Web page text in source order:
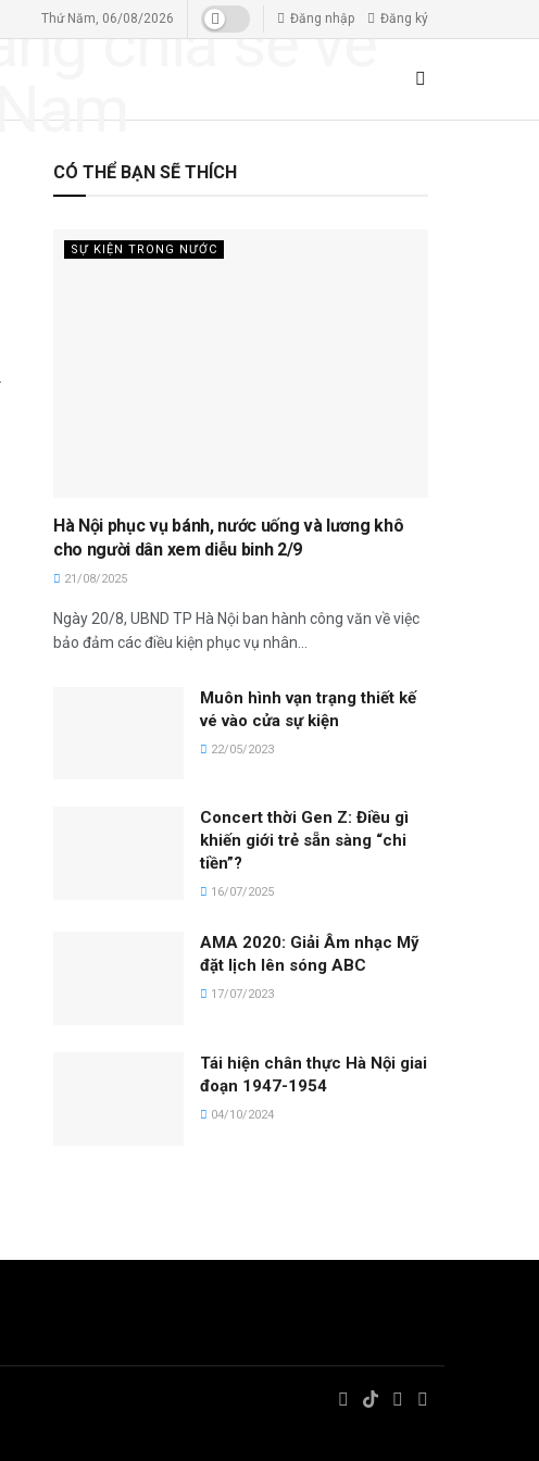
Thứ Năm, 06/08/2026 Đăng nhập Đăng ký
CÓ THỂ BẠN SẼ THÍCH
SỰ KIỆN TRONG NƯỚC
Hà Nội phục vụ bánh, nước uống và lương khô
cho người dân xem diễu binh 2/9
21/08/2025
Ngày 20/8, UBND TP Hà Nội ban hành công văn về việc
bảo đảm các điều kiện phục vụ nhân...
Muôn hình vạn trạng thiết kế
vé vào cửa sự kiện
22/05/2023
Concert thời Gen Z: Điều gì
khiến giới trẻ sẵn sàng “chi
tiền”?
16/07/2025
AMA 2020: Giải Âm nhạc Mỹ
đặt lịch lên sóng ABC
17/07/2023
Tái hiện chân thực Hà Nội giai
đoạn 1947-1954
04/10/2024